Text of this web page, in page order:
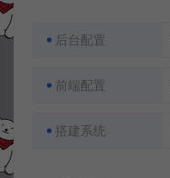
后台配置
前端配置
搭建系统